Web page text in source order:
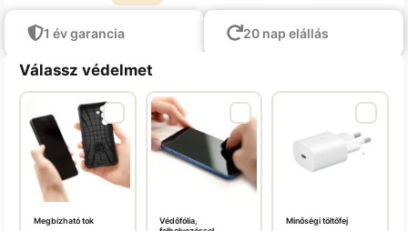
1 év garancia 20 nap elállás
Válassz védelmet
Megbízható tok
Védőfólia,
Minőségi töltőfej